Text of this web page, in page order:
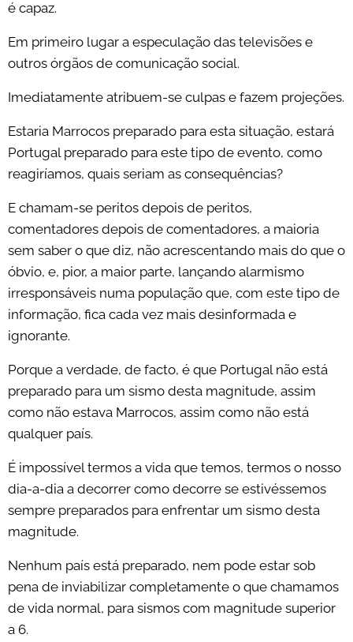
é capaz.
Em primeiro lugar a especulação das televisões e
outros órgãos de comunicação social.
Imediatamente atribuem-se culpas e fazem projeções.
Estaria Marrocos preparado para esta situação, estará
Portugal preparado para este tipo de evento, como
reagiríamos, quais seriam as consequências?
E chamam-se peritos depois de peritos,
comentadores depois de comentadores, a maioria
sem saber o que diz, não acrescentando mais do que o
óbvio, e, pior, a maior parte, lançando alarmismo
irresponsáveis numa população que, com este tipo de
informação, fica cada vez mais desinformada e
ignorante.
Porque a verdade, de facto, é que Portugal não está
preparado para um sismo desta magnitude, assim
como não estava Marrocos, assim como não está
qualquer país.
É impossível termos a vida que temos, termos o nosso
dia-a-dia a decorrer como decorre se estivéssemos
sempre preparados para enfrentar um sismo desta
magnitude.
Nenhum país está preparado, nem pode estar sob
pena de inviabilizar completamente o que chamamos
de vida normal, para sismos com magnitude superior
a 6.